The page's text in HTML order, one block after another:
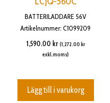
BATTERILADDARE 56V
Artikelnummer: C1099209
1,590.00 kr (1,272.00 kr
exkl.moms)
Lägg till i varukorg